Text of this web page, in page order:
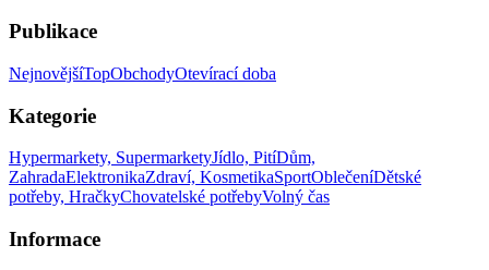
Publikace
NejnovějšíTopObchodyOtevírací doba
Kategorie
Hypermarkety, SupermarketyJídlo, PitíDům,
ZahradaElektronikaZdraví, KosmetikaSportOblečeníDětské
potřeby, HračkyChovatelské potřebyVolný čas
Informace